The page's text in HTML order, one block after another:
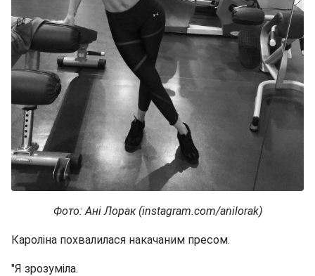
Фото: Ані Лорак (instagram.com/anilorak)
Кароліна похвалилася накачаним пресом.
"Я зрозуміла.